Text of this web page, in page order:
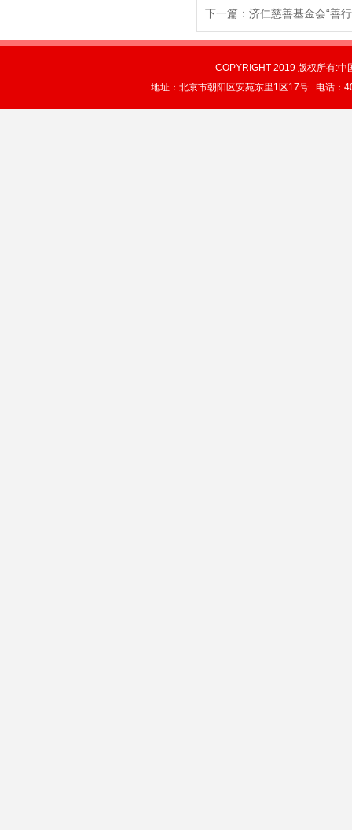
下一篇： 济仁慈善基金会“善
COPYRIGHT 2019 版权所有:
地址：北京市朝阳区安苑东里1区17号 电话